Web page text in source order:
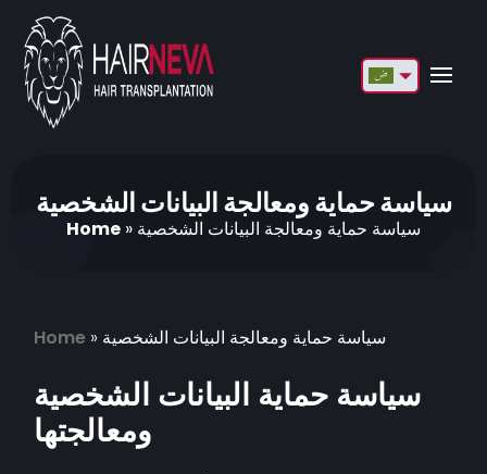
Deutsch
Türkçe
Italiano
Български
سياسة حماية ومعالجة البيانات الشخصية
Home » سياسة حماية ومعالجة البيانات الشخصية
Home » سياسة حماية ومعالجة البيانات الشخصية
سياسة حماية البيانات الشخصية
ومعالجتها